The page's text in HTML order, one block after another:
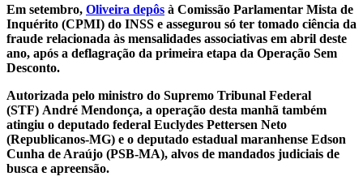
Em setembro, Oliveira depôs à Comissão Parlamentar Mista de
Inquérito (CPMI) do INSS e assegurou só ter tomado ciência da
fraude relacionada às mensalidades associativas em abril deste
ano, após a deflagração da primeira etapa da Operação Sem
Desconto.
Autorizada pelo ministro do Supremo Tribunal Federal
(STF) André Mendonça, a operação desta manhã também
atingiu o deputado federal Euclydes Pettersen Neto
(Republicanos-MG) e o deputado estadual maranhense Edson
Cunha de Araújo (PSB-MA), alvos de mandados judiciais de
busca e apreensão.